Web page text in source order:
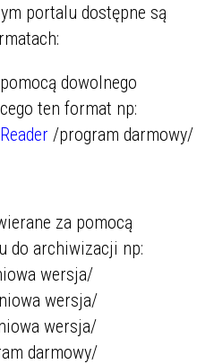
portalu dostępne są
dowolnego
ten format np:
/program darmowy/
za pomocą
do archiwizacji np:
wersja/
wersja/
wersja/
darmowy/